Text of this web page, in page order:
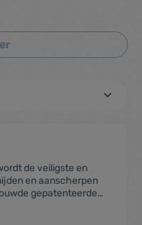
de veiligste en
en aanscherpen
gepatenteerde
automatisch voor en na
de geïntegreerde